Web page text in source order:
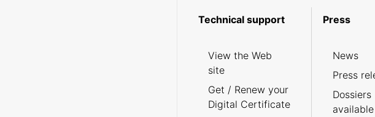
Technical support
View the Web
site
Get / Renew your
Digital Certificate
Press
News
Press
Dossiers
available